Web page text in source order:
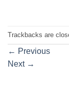
Trackbacks are
← Previous
Next →